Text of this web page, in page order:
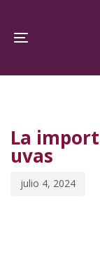
links
navigation
content
Toggle
La
uvas
julio 4, 2024